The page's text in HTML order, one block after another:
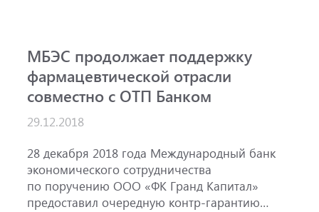
МБЭС продолжает поддержку
фармацевтической отрасли
совместно с ОТП Банком
29.12.2018
28 декабря 2018 года Международный банк
экономического сотрудничества
по поручению ООО «ФК Гранд Капитал»
предоставил очередную контр-гарантию